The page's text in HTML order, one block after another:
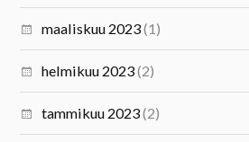
maaliskuu 2023(1)
helmikuu 2023(2)
tammikuu 2023(2)